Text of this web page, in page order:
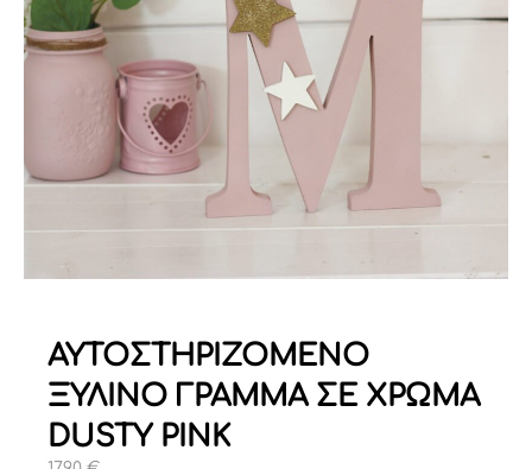
ΑΥΤΟΣΤΗΡΙΖΟΜΕΝΟ
ΞΥΛΙΝΟ ΓΡΑΜΜΑ ΣΕ ΧΡΩΜΑ
DUSTY PINK